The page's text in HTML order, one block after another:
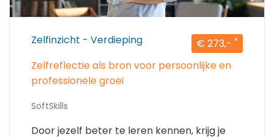
Zelfinzicht - Verdieping € 273,- *
Zelfreflectie als bron voor persoonlijke en
professionele groei
SoftSkills
Door jezelf beter te leren kennen, krijg je